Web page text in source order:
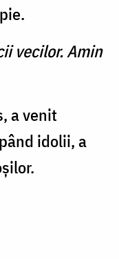
vecilor. Amin
a venit
idolii, a